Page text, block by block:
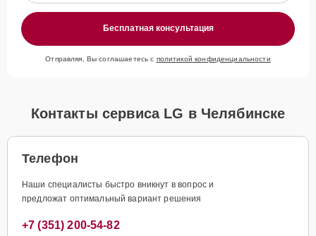
Бесплатная консультация
Отправляя, Вы соглашаетесь с политикой конфиденциальности
Контакты сервиса LG в Челябинске
Телефон
Наши специалисты быстро вникнут в вопрос и
предложат оптимальный вариант решения
+7 (351) 200-54-82